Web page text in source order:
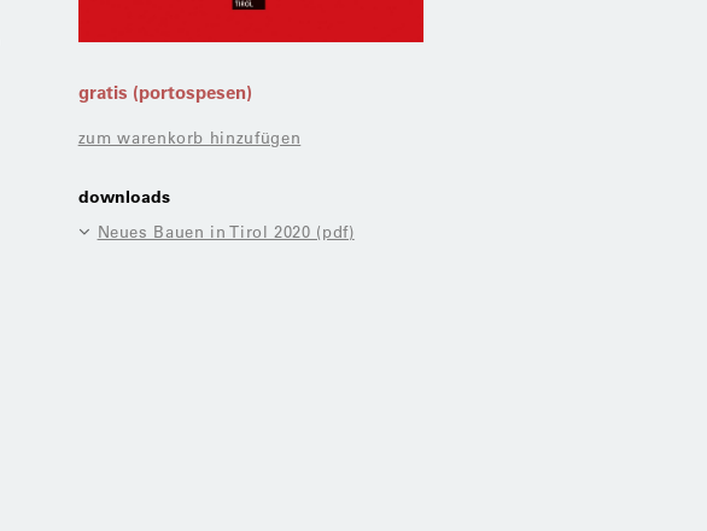
gratis (portospesen)
zum warenkorb hinzufügen
downloads
Neues Bauen in Tirol 2020 (pdf)